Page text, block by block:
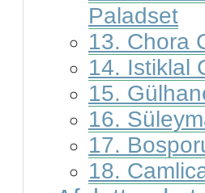
Paladset
13. Chora
14. Istiklal
15.
16.
17.
18.